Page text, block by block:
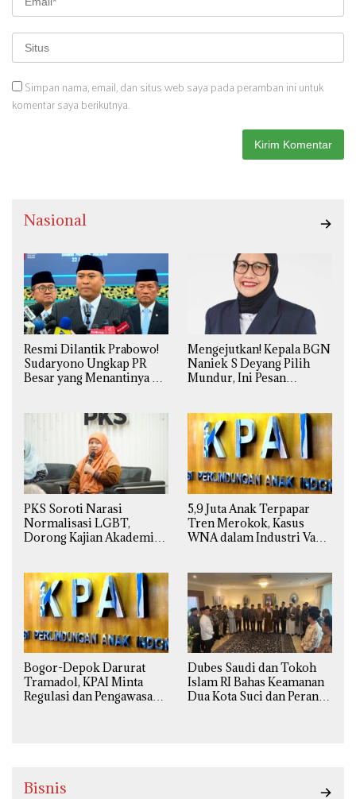
Simpan nama, email, dan situs web saya pada peramban ini untuk
komentar saya berikutnya.
Nasional
Resmi Dilantik Prabowo!
Sudaryono Ungkap PR
Besar yang Menantinya di
Mengejutkan! Kepala BGN
Naniek S Deyang Pilih
Mundur, Ini Pesan
PKS Soroti Narasi
Normalisasi LGBT,
Dorong Kajian Akademik
Agama
5,9 Juta Anak Terpapar
Tren Merokok, Kasus
WNA dalam Industri Vape
Bogor-Depok Darurat
Tramadol, KPAI Minta
Regulasi dan Pengawasan
Dubes Saudi dan Tokoh
Islam RI Bahas Keamanan
Dua Kota Suci dan Peran
Bisnis